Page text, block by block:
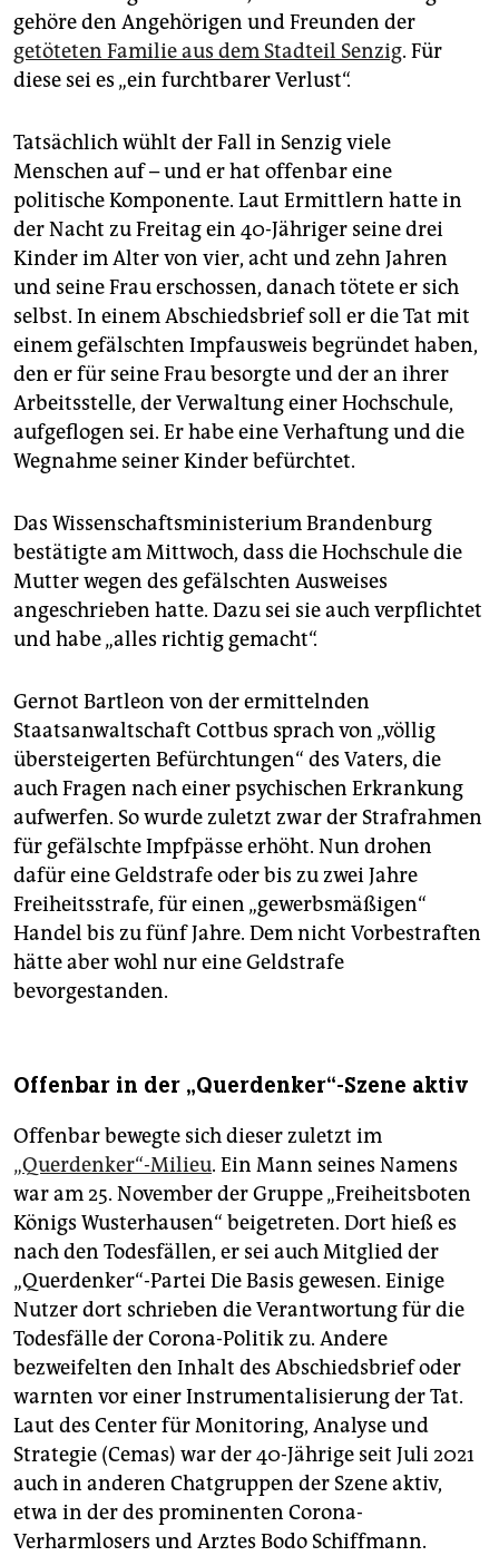
gehöre den Angehörigen und Freunden der
getöteten Familie aus dem Stadteil Senzig. Für
diese sei es „ein furchtbarer Verlust“.
Tatsächlich wühlt der Fall in Senzig viele
Menschen auf – und er hat offenbar eine
politische Komponente. Laut Ermittlern hatte in
der Nacht zu Freitag ein 40-Jähriger seine drei
Kinder im Alter von vier, acht und zehn Jahren
und seine Frau erschossen, danach tötete er sich
selbst. In einem Abschiedsbrief soll er die Tat mit
einem gefälschten Impfausweis begründet haben,
den er für seine Frau besorgte und der an ihrer
Arbeitsstelle, der Verwaltung einer Hochschule,
aufgeflogen sei. Er habe eine Verhaftung und die
Wegnahme seiner Kinder befürchtet.
Das Wissenschaftsministerium Brandenburg
bestätigte am Mittwoch, dass die Hochschule die
Mutter wegen des gefälschten Ausweises
angeschrieben hatte. Dazu sei sie auch verpflichtet
und habe „alles richtig gemacht“.
Gernot Bartleon von der ermittelnden
Staatsanwaltschaft Cottbus sprach von „völlig
übersteigerten Befürchtungen“ des Vaters, die
auch Fragen nach einer psychischen Erkrankung
aufwerfen. So wurde zuletzt zwar der Strafrahmen
für gefälschte Impfpässe erhöht. Nun drohen
dafür eine Geldstrafe oder bis zu zwei Jahre
Freiheitsstrafe, für einen „gewerbsmäßigen“
Handel bis zu fünf Jahre. Dem nicht Vorbestraften
hätte aber wohl nur eine Geldstrafe
bevorgestanden.
Offenbar in der „Querdenker“-Szene aktiv
Offenbar bewegte sich dieser zuletzt im
„Querdenker“-Milieu. Ein Mann seines Namens
war am 25. November der Gruppe „Freiheitsboten
Königs Wusterhausen“ beigetreten. Dort hieß es
nach den Todesfällen, er sei auch Mitglied der
„Querdenker“-Partei Die Basis gewesen. Einige
Nutzer dort schrieben die Verantwortung für die
Todesfälle der Corona-Politik zu. Andere
bezweifelten den Inhalt des Abschiedsbrief oder
warnten vor einer Instrumentalisierung der Tat.
Laut des Center für Monitoring, Analyse und
Strategie (Cemas) war der 40-Jährige seit Juli 2021
auch in anderen Chatgruppen der Szene aktiv,
etwa in der des prominenten Corona-
Verharmlosers und Arztes Bodo Schiffmann.